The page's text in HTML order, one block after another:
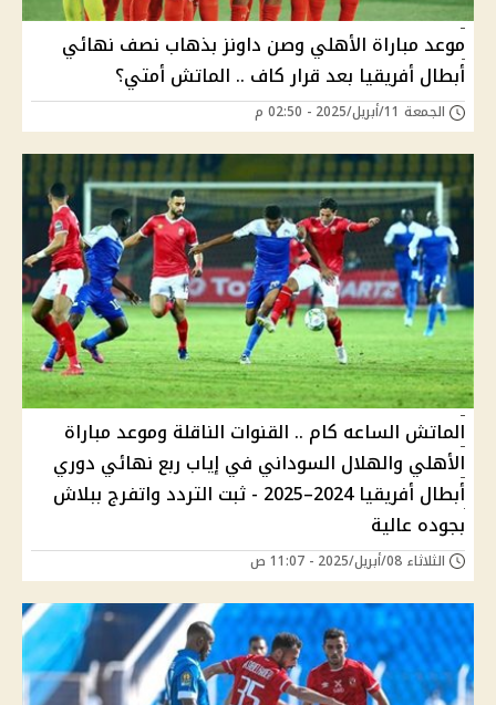
موعد مباراة الأهلي وصن داونز بذهاب نصف نهائي
أبطال أفريقيا بعد قرار كاف .. الماتش أمتي؟
الجمعة 11/أبريل/2025 - 02:50 م
الماتش الساعه كام .. القنوات الناقلة وموعد مباراة
الأهلي والهلال السوداني في إياب ربع نهائي دوري
أبطال أفريقيا 2024–2025 - ثبت التردد واتفرج ببلاش
بجوده عالية
الثلاثاء 08/أبريل/2025 - 11:07 ص